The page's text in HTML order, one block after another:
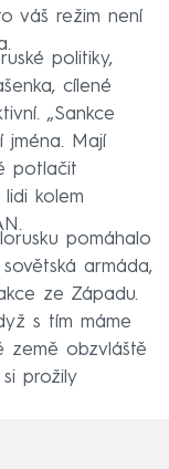
váš režim není
politiky,
cílené
„Sankce
jména. Mají
potlačit
kolem
pomáhalo
armáda,
ze Západu.
s tím máme
země obzvláště
prožily